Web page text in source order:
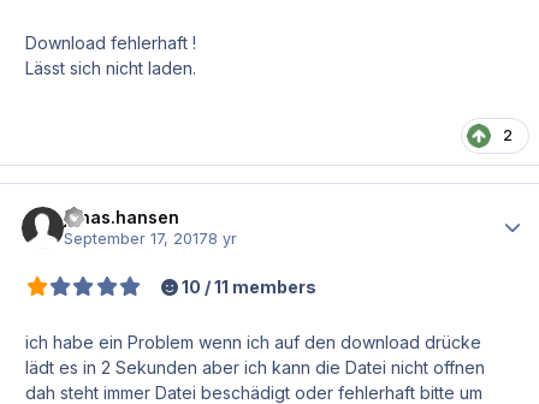
Download fehlerhaft !
Lässt sich nicht laden.
2
jonas.hansen
September 17, 20178 yr
10 / 11 members
ich habe ein Problem wenn ich auf den download drücke
lädt es in 2 Sekunden aber ich kann die Datei nicht offnen
dah steht immer Datei beschädigt oder fehlerhaft bitte um